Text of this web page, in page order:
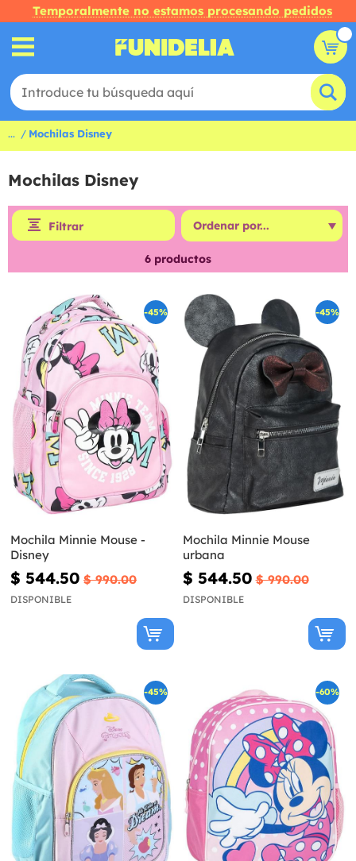
Temporalmente no estamos procesando pedidos
... Mochilas Disney
Mochilas Disney
Filtrar
6 productos
-45%
Mochila Minnie Mouse -
Disney
$ 544.50 $ 990.00
DISPONIBLE
-45%
Mochila Minnie Mouse
urbana
$ 544.50 $ 990.00
DISPONIBLE
-45% -60%